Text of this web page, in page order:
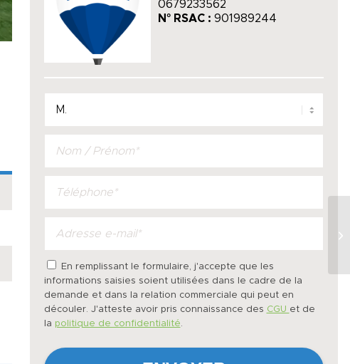
0679233562
N° RSAC : 901989244
En remplissant le formulaire, j'accepte que les
informations saisies soient utilisées dans le cadre de la
demande et dans la relation commerciale qui peut en
découler. J'atteste avoir pris connaissance des CGU et de
la politique de confidentialité.